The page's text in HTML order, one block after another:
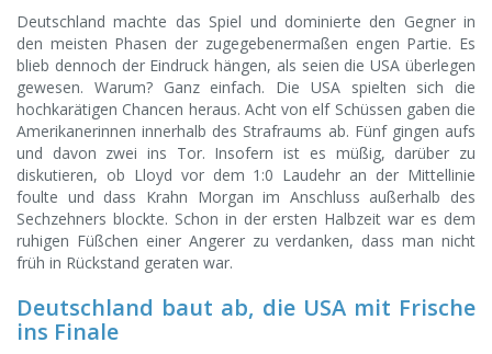
Deutschland machte das Spiel und dominierte den Gegner in
den meisten Phasen der zugegebenermaßen engen Partie. Es
blieb dennoch der Eindruck hängen, als seien die USA überlegen
gewesen. Warum? Ganz einfach. Die USA spielten sich die
hochkarätigen Chancen heraus. Acht von elf Schüssen gaben die
Amerikanerinnen innerhalb des Strafraums ab. Fünf gingen aufs
und davon zwei ins Tor. Insofern ist es müßig, darüber zu
diskutieren, ob Lloyd vor dem 1:0 Laudehr an der Mittellinie
foulte und dass Krahn Morgan im Anschluss außerhalb des
Sechzehners blockte. Schon in der ersten Halbzeit war es dem
ruhigen Füßchen einer Angerer zu verdanken, dass man nicht
früh in Rückstand geraten war.
Deutschland baut ab, die USA mit Frische
ins Finale